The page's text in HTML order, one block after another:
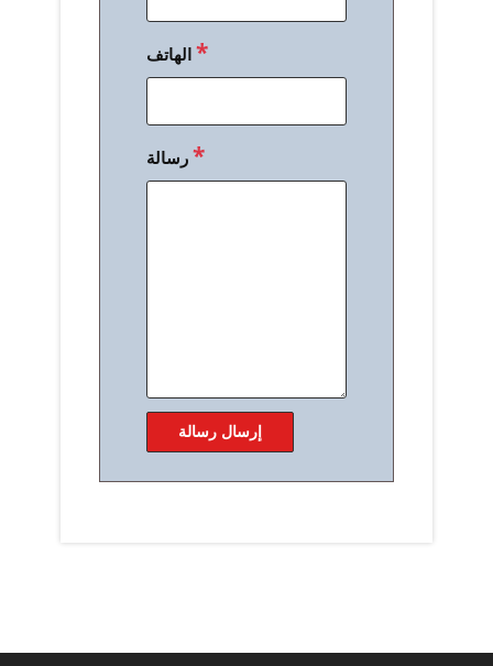
الهاتف*
رسالة*